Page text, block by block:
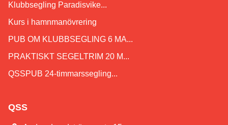
Klubbsegling Paradisvike...
Kurs i hamnmanövrering
PUB OM KLUBBSEGLING 6 MA...
PRAKTISKT SEGELTRIM 20 M...
QSSPUB 24-timmarssegling...
QSS